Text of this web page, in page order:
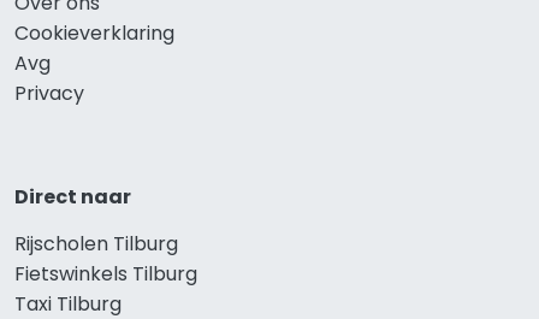
Cookieverklaring
Avg
Privacy
Direct naar
Rijscholen Tilburg
Fietswinkels Tilburg
Taxi Tilburg